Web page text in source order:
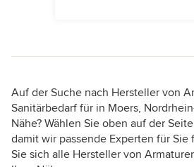
Auf der Suche nach Hersteller von
Sanitärbedarf für in Moers,
Nähe? Wählen Sie oben auf der
damit wir passende Experten für Sie
Sie sich alle Hersteller von